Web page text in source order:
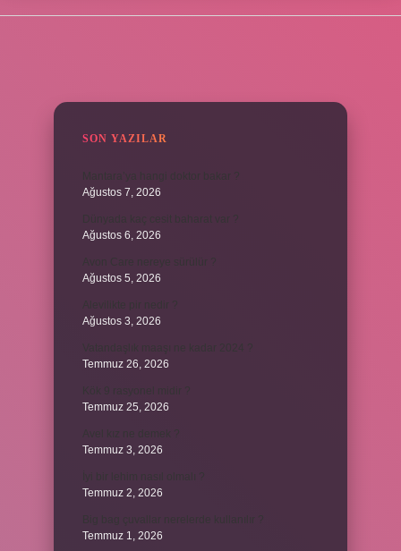
SON YAZILAR
Mantara’ya hangi doktor bakar ?
Ağustos 7, 2026
Dünyada kaç cesit baharat var ?
Ağustos 6, 2026
Ağustos 5, 2026
Ağustos 3, 2026
Temmuz 26, 2026
Temmuz 25, 2026
Temmuz 3, 2026
Temmuz 2, 2026
Temmuz 1, 2026